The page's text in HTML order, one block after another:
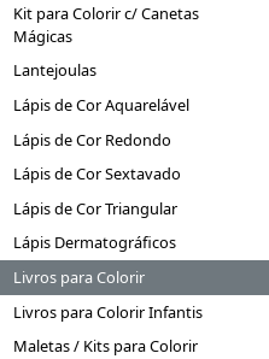
Kit para Colorir c/ Canetas
Mágicas
Lantejoulas
Lápis de Cor Aquarelável
Lápis de Cor Redondo
Lápis de Cor Sextavado
Lápis de Cor Triangular
Lápis Dermatográficos
Livros para Colorir
Livros para Colorir Infantis
Maletas / Kits para Colorir